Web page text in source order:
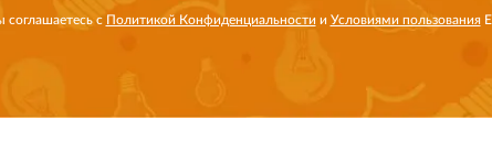
соглашаетесь с Политикой Конфиденциальности и Условиями пользования